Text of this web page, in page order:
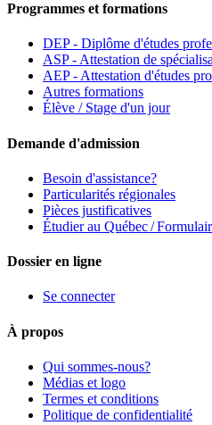
Programmes et formations
DEP - Diplôme d'études
ASP - Attestation de
AEP - Attestation d'études
Autres formations
Élève / Stage d'un jour
Demande d'admission
Besoin d'assistance?
Particularités régionales
Pièces justificatives
Étudier au Québec /
Dossier en ligne
Se connecter
À propos
Qui sommes-nous?
Médias et logo
Termes et conditions
Politique de confidentialité